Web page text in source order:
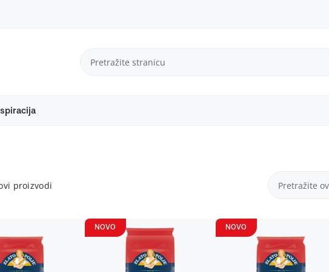
proizvodi
NOVO NOVO